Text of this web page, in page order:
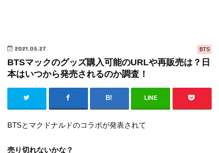
BTS
2021.05.27
BTSマックのグッズ購入可能のURLや再販売は？日
本はいつから発売されるのか調査！
LINE
BTSとマクドナルドのコラボが発表されて
売り切れないかな？